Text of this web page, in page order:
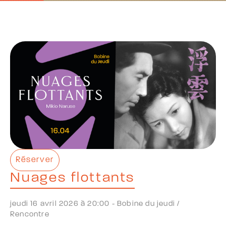
Réserver
Nuages flottants
jeudi 16 avril 2026 à 20:00 - Bobine du jeudi /
Rencontre